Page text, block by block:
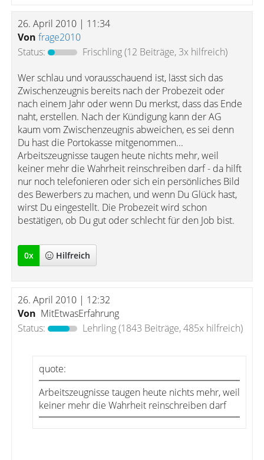
26. April 2010 | 11:34
Von frage2010
Status:
Frischling(12 Beiträge, 3x hilfreich)
Wer schlau und vorausschauend ist, lässt sich das
Zwischenzeugnis bereits nach der Probezeit oder
nach einem Jahr oder wenn Du merkst, dass das Ende
naht, erstellen. Nach der Kündigung kann der AG
kaum vom Zwischenzeugnis abweichen, es sei denn
Du hast die Portokasse mitgenommen...
Arbeitszeugnisse taugen heute nichts mehr, weil
keiner mehr die Wahrheit reinschreiben darf - da hilft
nur noch telefonieren oder sich ein persönliches Bild
des Bewerbers zu machen, und wenn Du Glück hast,
wirst Du eingestellt. Die Probezeit wird schon
bestätigen, ob Du gut oder schlecht für den Job bist.
0x Hilfreich
26. April 2010 | 12:32
Von MitEtwasErfahrung
Status:
Lehrling(1843 Beiträge, 485x hilfreich)
quote:
Arbeitszeugnisse taugen heute nichts mehr, weil
keiner mehr die Wahrheit reinschreiben darf